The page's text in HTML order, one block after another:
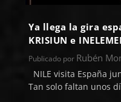
Ya llega la gira
KRISIUN e
Publicado por Rubén
NILE visita España
Tan solo faltan unos